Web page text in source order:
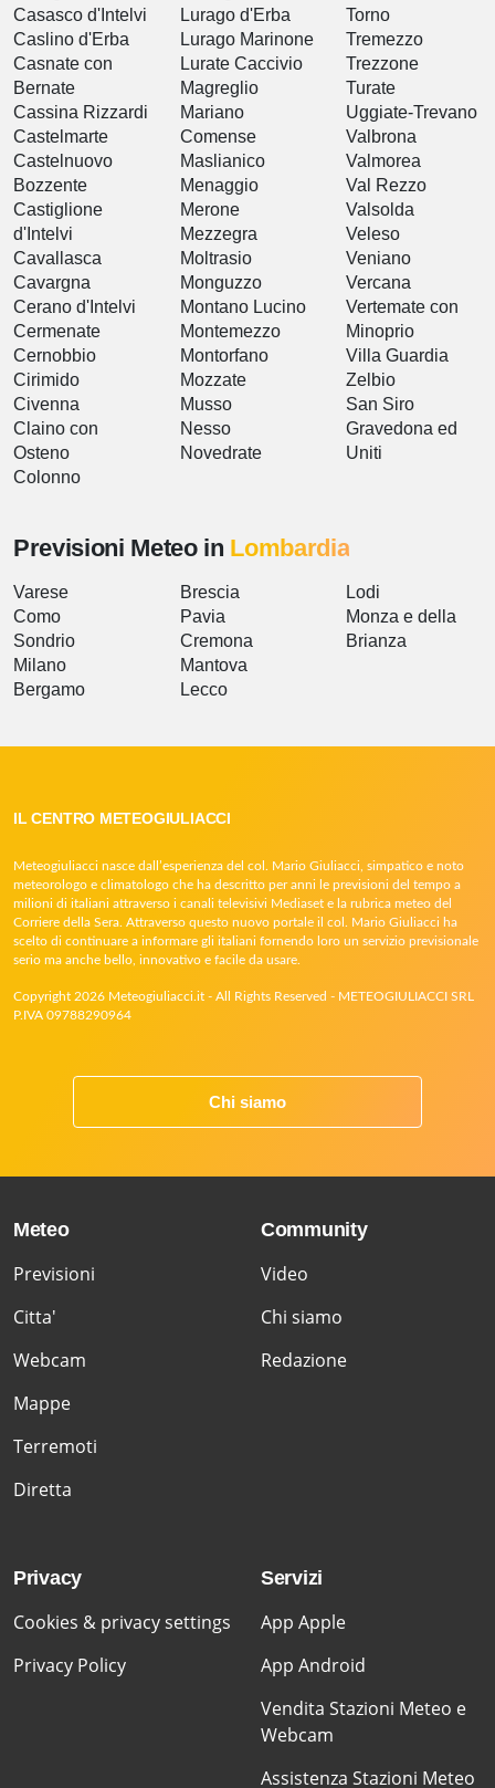
Casasco d'Intelvi
Caslino d'Erba
Casnate con
Bernate
Cassina Rizzardi
Castelmarte
Castelnuovo
Bozzente
Castiglione
d'Intelvi
Cavallasca
Cavargna
Cerano d'Intelvi
Cermenate
Cernobbio
Cirimido
Civenna
Claino con
Osteno
Colonno
Lurago d'Erba
Lurago Marinone
Lurate Caccivio
Magreglio
Mariano
Comense
Maslianico
Menaggio
Merone
Mezzegra
Moltrasio
Monguzzo
Montano Lucino
Montemezzo
Montorfano
Mozzate
Musso
Nesso
Novedrate
Torno
Tremezzo
Trezzone
Turate
Uggiate-Trevano
Valbrona
Valmorea
Val Rezzo
Valsolda
Veleso
Veniano
Vercana
Vertemate con
Minoprio
Villa Guardia
Zelbio
San Siro
Gravedona ed
Uniti
Previsioni Meteo in Lombardia
Varese
Como
Sondrio
Milano
Bergamo
Brescia
Pavia
Cremona
Mantova
Lecco
Lodi
Monza e della
Brianza
IL CENTRO METEOGIULIACCI
Meteogiuliacci nasce dall’esperienza del col. Mario Giuliacci, simpatico e noto
meteorologo e climatologo che ha descritto per anni le previsioni del tempo a
milioni di italiani attraverso i canali televisivi Mediaset e la rubrica meteo del
Corriere della Sera. Attraverso questo nuovo portale il col. Mario Giuliacci ha
scelto di continuare a informare gli italiani fornendo loro un servizio previsionale
serio ma anche bello, innovativo e facile da usare.
Copyright 2026 Meteogiuliacci.it - All Rights Reserved - METEOGIULIACCI SRL
P.IVA 09788290964
Chi siamo
Meteo
Previsioni
Citta'
Webcam
Mappe
Terremoti
Diretta
Community
Video
Chi siamo
Redazione
Privacy
Cookies & privacy settings
Privacy Policy
Servizi
App Apple
App Android
Vendita Stazioni Meteo e
Webcam
Assistenza Stazioni Meteo